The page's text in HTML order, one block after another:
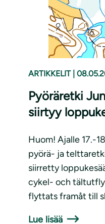
ARTIKKELIT
Pyöräretki
siirtyy
Huom! Ajalle 17.-
pyörä- ja
siirretty
cykel- och
flyttats framåt till
Lue lisää